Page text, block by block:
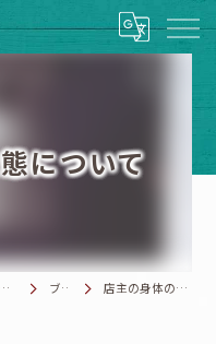
について
山形のリラクゼーションマッサージならRelaxationSpace ユタカフェ ブログ 店主の身体の状態について